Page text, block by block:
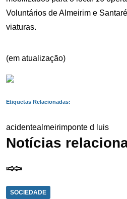
Voluntários de Almeirim e
viaturas.
(em atualização)
Etiquetas Relacionadas:
acidentealmeirimponte d luis
Notícias
SOCIEDADE